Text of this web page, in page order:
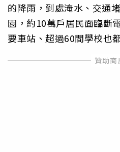
的降雨，到處淹水、交通
園，約10萬戶居民面臨斷
要車站、超過60間學校也